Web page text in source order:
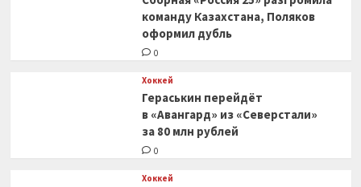
команду Казахстана, Поляков
оформил дубль
0
Хоккей
Гераськин перейдёт
в «Авангард» из «Северстали»
за 80 млн рублей
0
Хоккей